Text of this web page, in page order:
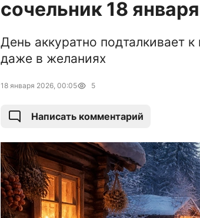
сочельник 18 января
День аккуратно подталкивает
даже в желаниях
18 января 2026, 00:05 5
Написать комментарий